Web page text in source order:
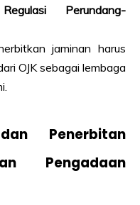
Perundang-
jaminan harus
OJK sebagai lembaga
Penerbitan
Pengadaan